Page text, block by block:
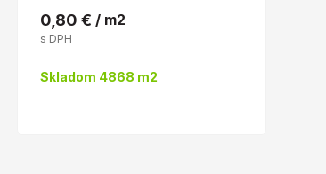
0,80 € / m2
s DPH
Skladom 4868 m2